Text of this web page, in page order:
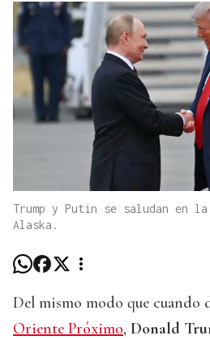
Trump y Putin se saludan en
Alaska.
Del mismo modo que cuando
Oriente Próximo, Donald